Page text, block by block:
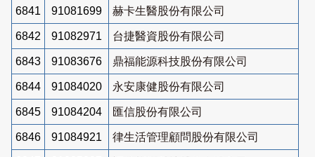
6841 91081699 赫卡生醫股份有限公司
6842 91082971 台捷醫資股份有限公司
6843 91083676 鼎福能源科技股份有限公司
6844 91084020 永安康健股份有限公司
6845 91084204 匯信股份有限公司
6846 91084921 律生活管理顧問股份有限公司